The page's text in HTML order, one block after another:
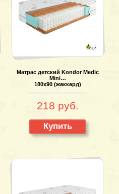
Матрас детский Kondor Medic
Mini…
180x90 (жаккард)
218 руб.
Купить